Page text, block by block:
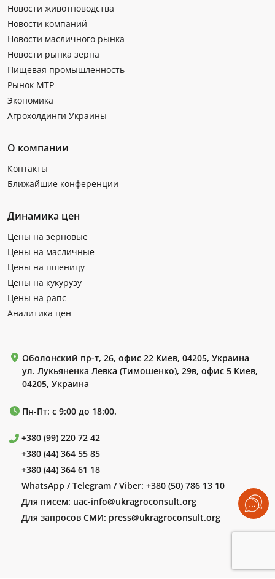
Новости животноводства
Новости компаний
Новости масличного рынка
Новости рынка зерна
Пищевая промышленность
Рынок МТР
Экономика
Агрохолдинги Украины
О компании
Контакты
Ближайшие конференции
Динамика цен
Цены на зерновые
Цены на масличные
Цены на пшеницу
Цены на кукурузу
Цены на рапс
Аналитика цен
Оболонский пр-т, 26, офис 22 Киев, 04205, Украина
ул. Лукьяненка Левка (Тимошенко), 29в, офис 5 Киев,
04205, Украина
Пн-Пт: с 9:00 до 18:00.
+380 (99) 220 72 42
+380 (44) 364 55 85
+380 (44) 364 61 18
WhatsApp / Telegram / Viber: +380 (50) 786 13 10
Для писем: uac-info@ukragroconsult.org
Для запросов СМИ: press@ukragroconsult.org